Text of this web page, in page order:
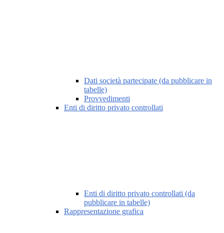
Dati società partecipate (da pubblicare in
tabelle)
Provvedimenti
Enti di diritto privato controllati
Enti di diritto privato controllati (da
pubblicare in tabelle)
Rappresentazione grafica